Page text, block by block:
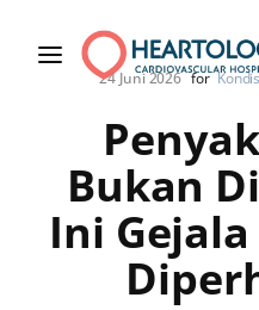
24 Juni 2026 for
Bukan
Ini